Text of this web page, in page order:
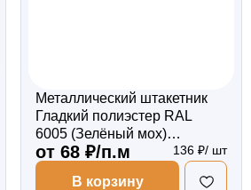
Металлический штакетник
Гладкий полиэстер RAL
6005 (Зелёный мох)
2000*87*0,4 односторонний
Прямой
от 68 ₽/п.м 136 ₽/ шт
В корзину